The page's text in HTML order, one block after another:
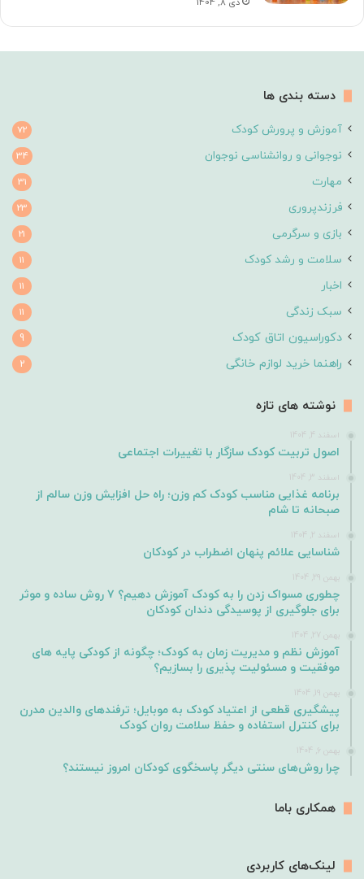
دسته بندی ها
آموزش و پرورش کودک 72
نوجوانی و روانشناسی نوجوان 34
مهارت 31
فرزندپروری 23
بازی و سرگرمی 21
سلامت و رشد کودک 11
اخبار 11
سبک زندگی 11
دکوراسیون اتاق کودک 9
راهنما خرید لوازم خانگی 2
نوشته های تازه
اسفند 4, 1404
اصول تربیت کودک سازگار با تغییرات اجتماعی
اسفند 3, 1404
برنامه غذایی مناسب کودک کم وزن؛ راه حل افزایش وزن سالم از
صبحانه تا شام
اسفند 2, 1404
شناسایی علائم پنهان اضطراب در کودکان
بهمن 29, 1404
چطوری مسواک زدن را به کودک آموزش دهیم؟ ۷ روش ساده و موثر
برای جلوگیری از پوسیدگی دندان کودکان
بهمن 27, 1404
آموزش نظم و مدیریت زمان به کودک؛ چگونه از کودکی پایه های
موفقیت و مسئولیت پذیری را بسازیم؟
بهمن 19, 1404
پیشگیری قطعی از اعتیاد کودک به موبایل؛ ترفندهای والدین مدرن
برای کنترل استفاده و حفظ سلامت روان کودک
بهمن 6, 1404
چرا روش‌های سنتی دیگر پاسخگوی کودکان امروز نیستند؟
همکاری باما
لینک‌های کاربردی